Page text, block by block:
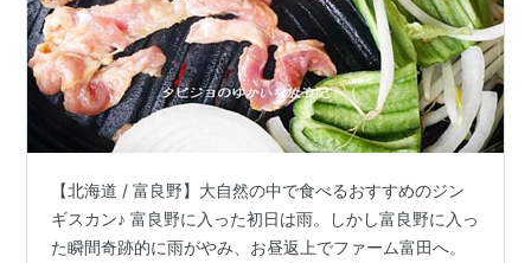
【北海道 / 富良野】大自然の中で食べるおすすめのジン
ギスカン♪ 富良野に入った初日は雨。しかし富良野に入っ
た瞬間奇跡的に雨がやみ、お昼返上でファーム富田へ。